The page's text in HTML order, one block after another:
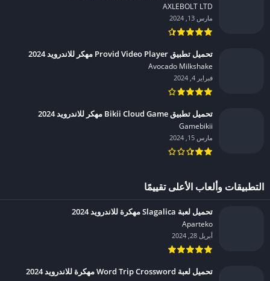
AXLEBOLT LTD‏
مارس 13, 2024
تحميل تطبيق Provid Video Player مهكر للاندرويد 2024
Avocado Milkshake‏
فبراير 4, 2024
تحميل تطبيق Bikii Cloud Game مهكر للاندرويد 2024
Gamebikii‏
مارس 15, 2024
التطبيقات وألعاب الأعلى تقييمًا
تحميل لعبة Slagalica مهكرة للاندرويد 2024
Aparteko‏
أبريل 28, 2024
تحميل لعبة Word Trip Crossword مهكرة للاندرويد 2024